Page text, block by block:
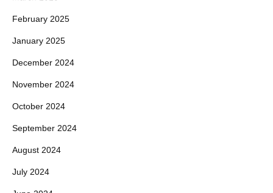
February 2025
January 2025
December 2024
November 2024
October 2024
September 2024
August 2024
July 2024